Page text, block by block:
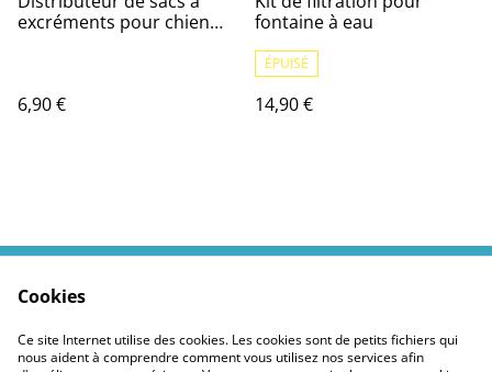
excréments pour chien
6,90 €
fontaine à eau
ÉPUISÉ
14,90 €
Politiques Site
Confidentialité des
cookies
Cookies
Ce site Internet utilise des cookies. Les cookies sont de petits fichiers qui
nous aident à comprendre comment vous utilisez nos services afin